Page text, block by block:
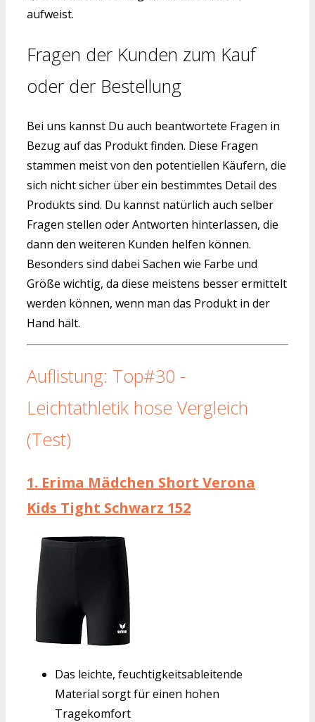
aufweist.
Fragen der Kunden zum Kauf
oder der Bestellung
Bei uns kannst Du auch beantwortete Fragen in
Bezug auf das Produkt finden. Diese Fragen
stammen meist von den potentiellen Käufern, die
sich nicht sicher über ein bestimmtes Detail des
Produkts sind. Du kannst natürlich auch selber
Fragen stellen oder Antworten hinterlassen, die
dann den weiteren Kunden helfen können.
Besonders sind dabei Sachen wie Farbe und
Größe wichtig, da diese meistens besser ermittelt
werden können, wenn man das Produkt in der
Hand hält.
Auflistung: Top#30 -
Leichtathletik hose Vergleich
(Test)
1. Erima Mädchen Short Verona
Kids Tight Schwarz 152
Das leichte, feuchtigkeitsableitende
Material sorgt für einen hohen
Tragekomfort